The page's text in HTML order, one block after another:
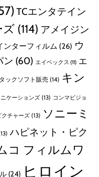
TCエンタテイン
ズ (114) アメイジン
ンターフィルム (26) ウ
ン (60) エイベックス (11) エ
ックソフト販売 (14) キン
ケーションズ (13) コンマビジョ
クチャーズ (13) ソニーミ
ハピネット・ピク
コ フィルムワ
(24) ヒロイン